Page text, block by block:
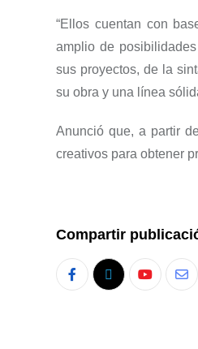
“Ellos cuentan con
amplio de
sus proyectos, de la
su obra y una línea
Anunció que, a partir
creativos para obtener
Compartir